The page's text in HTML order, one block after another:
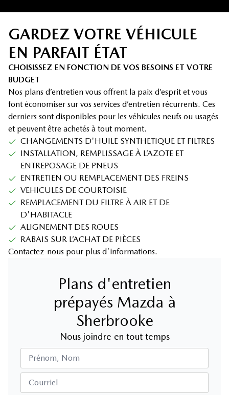
GARDEZ VOTRE VÉHICULE
EN PARFAIT ÉTAT
CHOISISSEZ EN FONCTION DE VOS BESOINS ET VOTRE
BUDGET
Nos plans d’entretien vous offrent la paix d’esprit et vous
font économiser sur vos services d’entretien récurrents. Ces
derniers sont disponibles pour les véhicules neufs ou usagés
et peuvent être achetés à tout moment.
CHANGEMENTS D'HUILE SYNTHETIQUE ET FILTRES
INSTALLATION, REMPLISSAGE À L’AZOTE ET
ENTREPOSAGE DE PNEUS
ENTRETIEN OU REMPLACEMENT DES FREINS
VEHICULES DE COURTOISIE
REMPLACEMENT DU FILTRE À AIR ET DE
D'HABITACLE
ALIGNEMENT DES ROUES
RABAIS SUR L’ACHAT DE PIÈCES
Contactez-nous pour plus d'informations.
Plans d'entretien
prépayés Mazda à
Sherbrooke
Nous joindre en tout temps
Prénom, Nom
Courriel